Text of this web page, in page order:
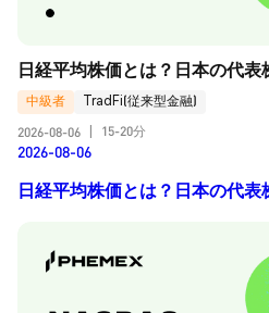
日経平均株価とは？日本の代
中級者
TradFi(従来型金融)
2026-08-06
15-20分
2026-08-06
日経平均株価とは？日本の代